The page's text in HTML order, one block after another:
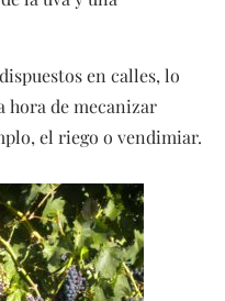
en calles, lo
hora de mecanizar
el riego o vendimiar.